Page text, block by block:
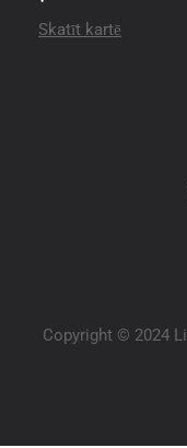
Skatīt kartē
Copyright © 2024